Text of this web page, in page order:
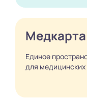
Медкарта
Единое
для медицинских